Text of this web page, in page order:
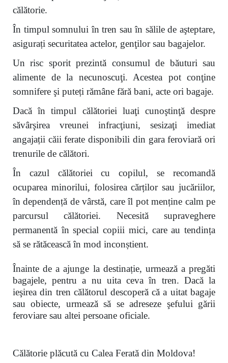
călătorie.
În timpul somnului în tren sau în sălile de aşteptare,
asigurați securitatea actelor, genţilor sau bagajelor.
Un risc sporit prezintă consumul de băuturi sau
alimente de la necunoscuţi. Acestea pot conţine
somnifere şi puteți rămâne fără bani, acte ori bagaje.
Dacă în timpul călătoriei luaţi cunoştinţă despre
săvârşirea vreunei infracţiuni, sesizaţi imediat
angajații căii ferate disponibili din gara feroviară ori
trenurile de călători.
În cazul călătoriei cu copilul, se recomandă
ocuparea minorilui, folosirea cărților sau jucăriilor,
în dependență de vârstă, care îl pot menține calm pe
parcursul călătoriei. Necesită supraveghere
permanentă în special copiii mici, care au tendința
să se rătăcească în mod inconștient.
Înainte de a ajunge la destinație, urmează a pregăti
bagajele,pentru a nu uita ceva în tren. Dacă la
ieşirea din tren călătorul descoperă că a uitat bagaje
sau obiecte, urmează să se adreseze şefului gării
feroviare sau altei persoane oficiale.
Călătorie plăcută cu Calea Ferată din Moldova!